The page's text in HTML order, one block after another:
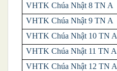
VHTK Chúa Nhật 8 TN A
VHTK Chúa Nhật 9 TN A
VHTK Chúa Nhật 10 TN A
VHTK Chúa Nhật 11 TN A
VHTK Chúa Nhật 12 TN A